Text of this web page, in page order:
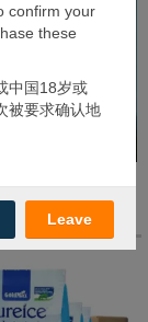
confirm your
these
中国18岁或
被要求确认地
Leave